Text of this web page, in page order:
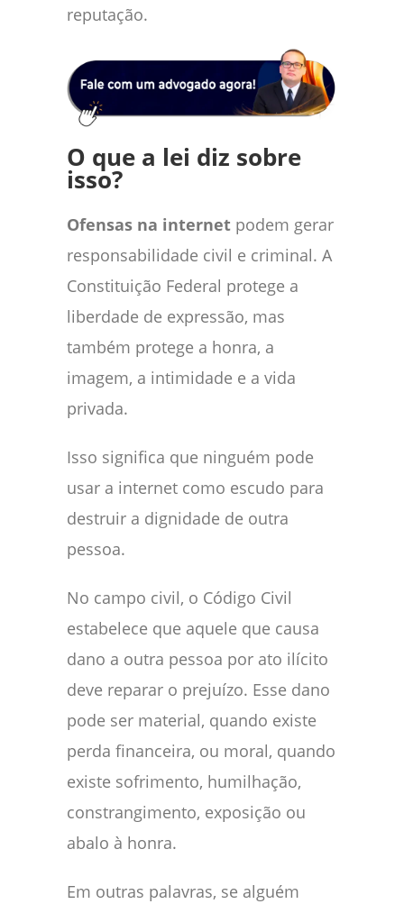
reputação.
O que a lei diz sobre
isso?
Ofensas na internet podem gerar
responsabilidade civil e criminal. A
Constituição Federal protege a
liberdade de expressão, mas
também protege a honra, a
imagem, a intimidade e a vida
privada.
Isso significa que ninguém pode
usar a internet como escudo para
destruir a dignidade de outra
pessoa.
No campo civil, o Código Civil
estabelece que aquele que causa
dano a outra pessoa por ato ilícito
deve reparar o prejuízo. Esse dano
pode ser material, quando existe
perda financeira, ou moral, quando
existe sofrimento, humilhação,
constrangimento, exposição ou
abalo à honra.
Em outras palavras, se alguém